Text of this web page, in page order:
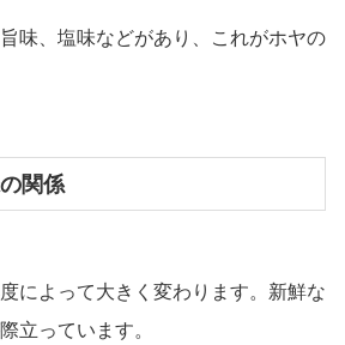
味、塩味などがあり、これがホヤの
関係
によって大きく変わります。新鮮な
立っています。